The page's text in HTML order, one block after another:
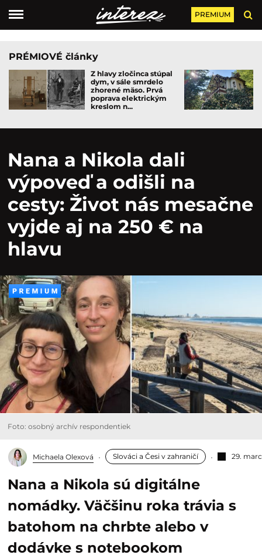
PREMIUM
PRÉMIOVÉ články
Z hlavy zločinca stúpal
dym, v sále smrdelo
zhorené mäso. Prvá
poprava elektrickým
kreslom n...
Nana a Nikola dali
výpoveď a odišli na
cesty: Život nás mesačne
vyjde aj na 250 € na
hlavu
Foto: osobný archív respondentiek
Michaela Olexová Slováci a Česi v zahraničí 29.
Nana a Nikola sú digitálne
nomádky. Väčšinu roka trávia s
batohom na chrbte alebo v
dodávke s notebookom